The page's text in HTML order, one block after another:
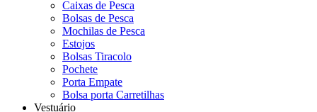
Caixas de Pesca
Bolsas de Pesca
Mochilas de Pesca
Estojos
Bolsas Tiracolo
Pochete
Porta Empate
Bolsa porta Carretilhas
Vestuário